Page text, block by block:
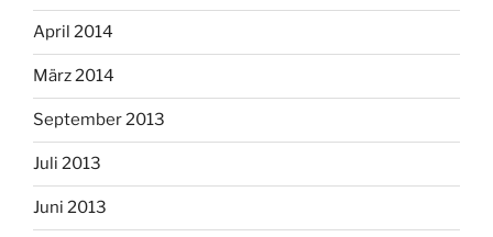
April 2014
März 2014
September 2013
Juli 2013
Juni 2013